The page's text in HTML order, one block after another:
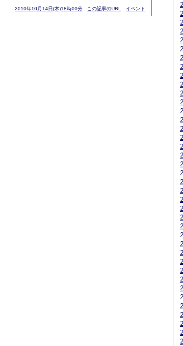
2010年10月14日(木)18時00分 この記事のURL イベント